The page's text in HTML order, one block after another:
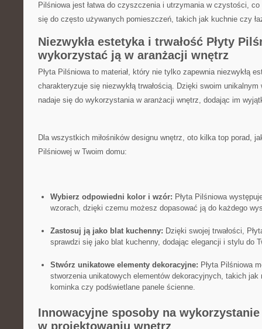
Pilśniowa jest łatwa do czyszczenia i utrzymania w czystości,‌
się do często ‌używanych⁢ pomieszczeń, takich jak kuchnie czy
Niezwykła estetyka​ i trwałość Płyty
⁣wykorzystać ją w aranżacji ‌wnętrz
Płyta Pilśniowa ​to materiał, ​który nie tylko zapewnia niezwykłą
charakteryzuje⁤ się niezwykłą trwałością. Dzięki swoim‌ unikalnym
nadaje się do wykorzystania w aranżacji ⁣wnętrz, dodając im
Dla wszystkich miłośników designu wnętrz, ‍oto kilka​ top porad,
‌Pilśniowej​ w Twoim domu:
Wybierz odpowiedni kolor i wzór: Płyta Pilśniowa
wzorach, dzięki czemu możesz dopasować ją​ do każdego
Zastosuj ją⁤ jako blat kuchenny: Dzięki ‍swojej trwałości,
sprawdzi się⁤ jako blat kuchenny, dodając elegancji i stylu​ do
Stwórz unikatowe elementy dekoracyjne: ‌Płyta Pilśniowa‍
stworzenia unikatowych elementów ‍dekoracyjnych, takich jak
kominka ⁢czy podświetlane panele ścienne.
Innowacyjne sposoby na
w projektowaniu ‍wnętrz